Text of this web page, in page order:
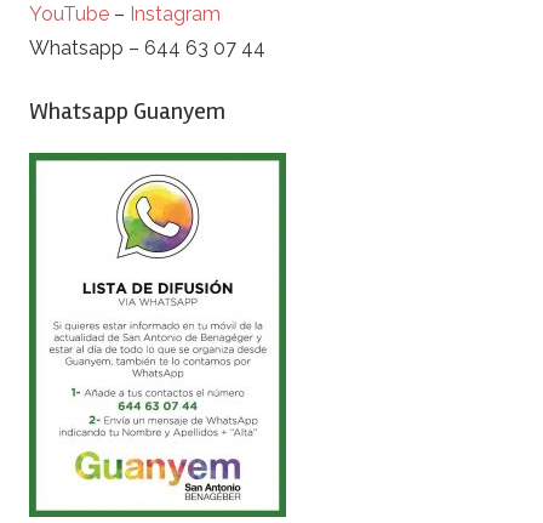
YouTube – Instagram
Whatsapp – 644 63 07 44
Whatsapp Guanyem